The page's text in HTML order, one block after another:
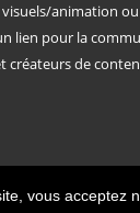
vous acceptez
animation
lien pour la
créateurs de